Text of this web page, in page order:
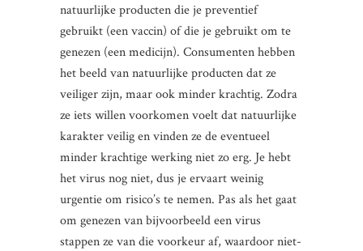
natuurlijke producten die je preventief
gebruikt (een vaccin) of die je gebruikt om te
genezen (een medicijn). Consumenten hebben
het beeld van natuurlijke producten dat ze
veiliger zijn, maar ook minder krachtig. Zodra
ze iets willen voorkomen voelt dat natuurlijke
karakter veilig en vinden ze de eventueel
minder krachtige werking niet zo erg. Je hebt
het virus nog niet, dus je ervaart weinig
urgentie om risico’s te nemen. Pas als het gaat
om genezen van bijvoorbeeld een virus
stappen ze van die voorkeur af, waardoor niet-